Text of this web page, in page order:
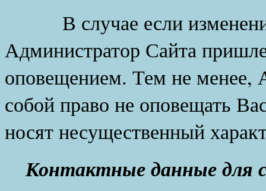
В случае если
Администратор Сайта
оповещением. Тем не менее,
собой право не оповещать
носят несущественный
Контактные данные для